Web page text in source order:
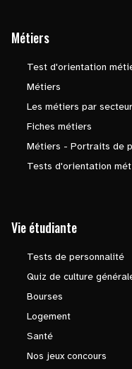
Métiers
Test d'orientation
Métiers
Les métiers par secteur
Fiches métiers
Métiers - Portraits de
Tests d'orientation
Vie étudiante
Tests de personnalité
Quiz de culture
Bourses
Logement
Santé
Nos jeux concours